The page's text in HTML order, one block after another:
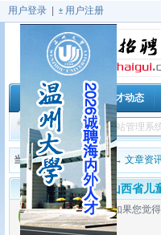
用户登录 用户注册
首 页 海归人才动态
当前位置：海归招聘网→ 文章资
山西省儿
好的评价如果您觉得
0%(0)